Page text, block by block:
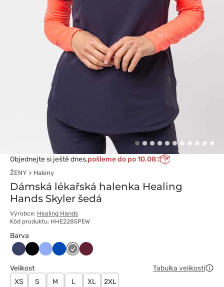
Objednejte si ještě dnes,pošleme do po 10.08
ŽENY Haleny
Dámská lékařská halenka Healing
Hands Skyler šedá
Výrobce: Healing Hands
Kód produktu: HHE2285PEW
Barva
CiemnyCzarnyKlasyczny
Królewski
Szary Wiśniowy
Velikost
Tabulka velikostí
XS
S M L XL 2XL